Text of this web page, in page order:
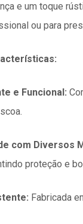
e um toque
ou para
e Funcional:
com Diversos
proteção e
Fabricada